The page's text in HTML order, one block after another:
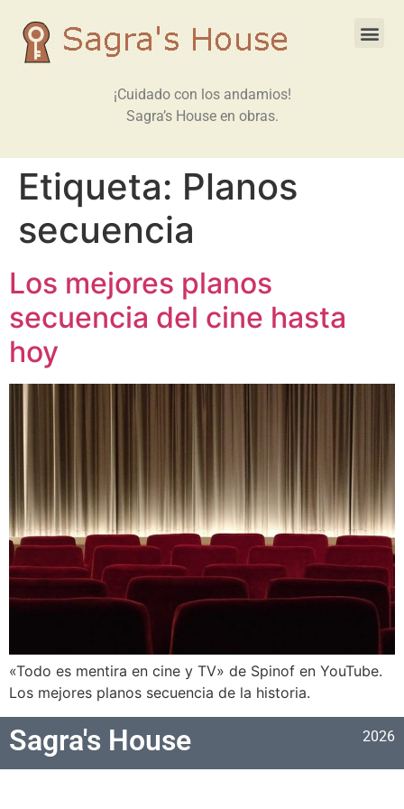
¡Cuidado con los andamios!
Sagra’s House en obras.
Etiqueta: Planos
secuencia
Los mejores planos
secuencia del cine hasta
hoy
«Todo es mentira en cine y TV» de Spinof en YouTube.
Los mejores planos secuencia de la historia.
Sagra's House 2026